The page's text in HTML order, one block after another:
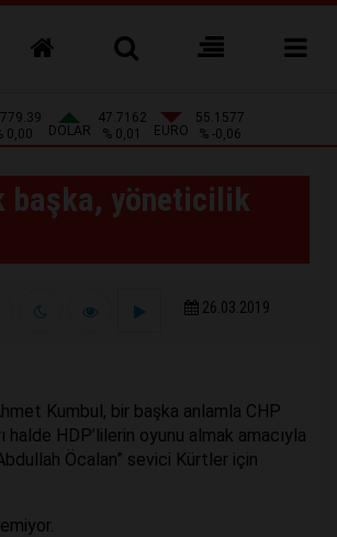
0,00
DOLAR
47.7162
% 0,01
EURO
55.1577
% -0,06
başka, yöneticilik
26.03.2019
Kumbul, bir başka anlamla CHP
halde HDP’lilerin oyunu almak amacıyla
Öcalan” sevici Kürtler için